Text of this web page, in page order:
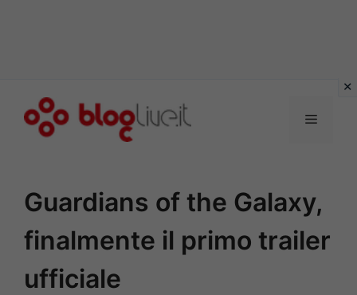
Menu
Guardians of the Galaxy,
finalmente il primo trailer
ufficiale